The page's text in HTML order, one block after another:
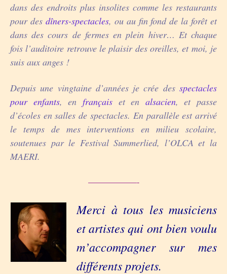
dans des endroits plus insolites comme les restaurants
pour des dîners-spectacles, ou au fin fond de la forêt et
dans des cours de fermes en plein hiver… Et chaque
fois l’auditoire retrouve le plaisir des oreilles, et moi, je
suis aux anges !
Depuis une vingtaine d’années je crée des spectacles
pour enfants, en françaiset en alsacien, et passe
d’écoles en salles de spectacles. En parallèle est arrivé
le temps de mes interventions en milieu scolaire,
soutenues par le Festival Summerlied, l’OLCA et la
MAERI.
——————-
Merci à tous les musiciens
et artistes qui ont bien voulu
m’accompagner sur mes
différents projets.